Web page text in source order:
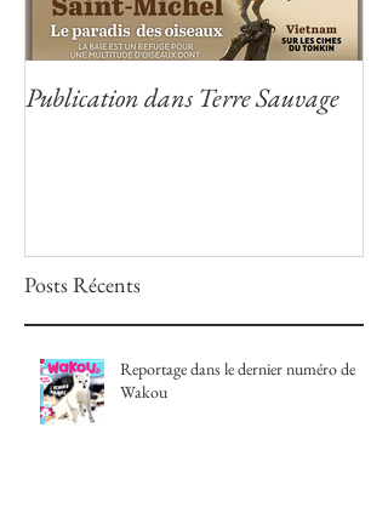
Publication dans Terre Sauvage
Posts Récents
Reportage dans le dernier numéro de
Wakou